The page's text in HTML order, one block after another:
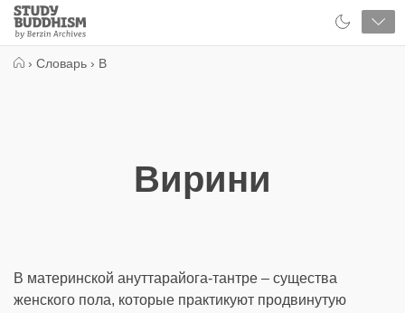
Close
Study
Buddhism
› Словарь › В
Вирини
В материнской ануттарайога-тантре – существа
женского пола, которые практикуют продвинутую